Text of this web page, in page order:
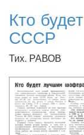
Кто
СССР
Тих. РАВОВ